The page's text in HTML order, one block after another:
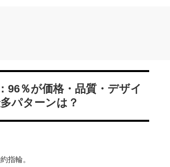
96％が価格・品質・デザイ
パターンは？
指輪。